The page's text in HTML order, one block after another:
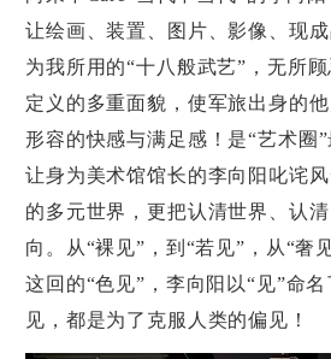
让绘画、装置、图片、影像、现
为我所用的“十八般武艺”，无所
定义的多重面貌，使军旅出身的
形容的快感与满足感！是“艺术圈”
让身为美术馆馆长的李向阳叱诧
的多元世界，更把认清世界、认
向。从“裸见”，到“若见”，从“奢
这回的“色见”，李向阳以“见”命
见，都是为了克服人类的偏见！